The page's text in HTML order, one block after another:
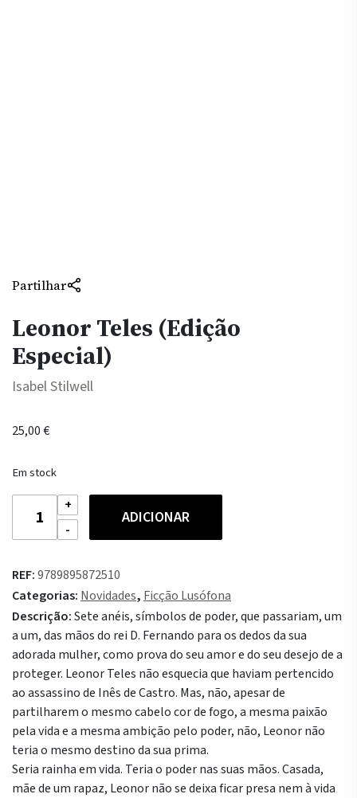
Partilhar
Leonor Teles (Edição
Especial)
Isabel Stilwell
25,00€
Em stock
Quantidade
Leonor
(Edição
Especial)
ADICIONAR
REF:9789895872510
Categorias: Novidades, Ficção Lusófona
Descrição:Sete anéis, símbolos de poder, que passariam, um
a um, das mãos do rei D. Fernando para os dedos da sua
adorada mulher, como prova do seu amor e do seu desejo de a
proteger. Leonor Teles não esquecia que haviam pertencido
ao assassino de Inês de Castro. Mas, não, apesar de
partilharem o mesmo cabelo cor de fogo, a mesma paixão
pela vida e a mesma ambição pelo poder, não, Leonor não
teria o mesmo destino da sua prima.
Seria rainha em vida. Teria o poder nas suas mãos. Casada,
mãe de um rapaz, Leonor não se deixa ficar presa nem à vida